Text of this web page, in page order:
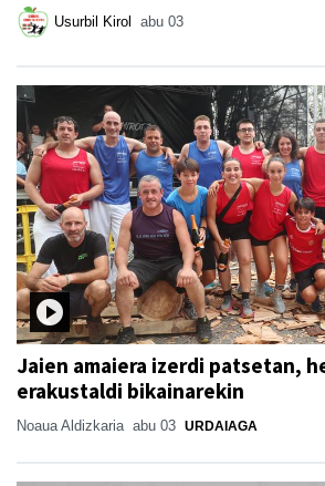
Usurbil Kirol abu 03
Jaien amaiera izerdi patsetan,
erakustaldi bikainarekin
Noaua Aldizkaria abu 03 URDAIAGA